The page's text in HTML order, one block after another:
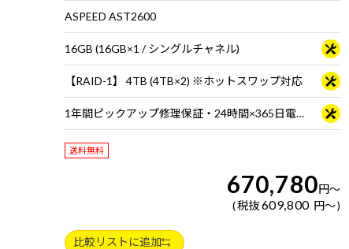
ASPEED AST2600
16GB (16GB×1 / シングルチャネル)
【RAID-1】 4TB (4TB×2) ※ホットスワップ対応
1年間ピックアップ修理保証・24時間×365日電話サポート
送料無料
670,780円～
税抜 609,800 円～
比較リストに追加